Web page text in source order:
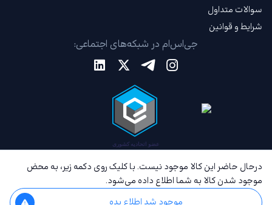
درحال حاضر این کالا موجود نیست. با کلیک روی دکمه زیر، به محض
موجود شدن کالا به شما اطلاع داده می‌شود.
موجود شد اطلاع بده
سوالات متداول
شرایط و قوانین
جی‌اس‌ام در شبکه‌های اجتماعی: